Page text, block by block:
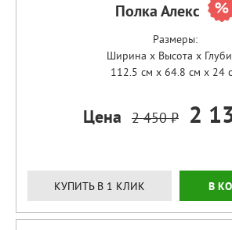
Полка Алекс
Размеры:
Ширина x Высота x
112.5 см x 64.8 см x 24
Цена 2 450 ₽ 2
КУПИТЬ В 1 КЛИК